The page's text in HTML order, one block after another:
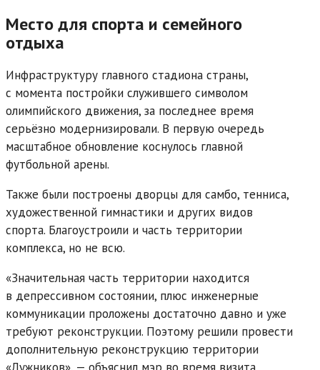
Место для спорта и семейного
отдыха
Инфраструктуру главного стадиона страны,
с момента постройки служившего символом
олимпийского движения, за последнее время
серьёзно модернизировали. В первую очередь
масштабное обновление коснулось главной
футбольной арены.
Также были построены дворцы для самбо, тенниса,
художественной гимнастики и других видов
спорта. Благоустроили и часть территории
комплекса, но не всю.
«Значительная часть территории находится
в депрессивном состоянии, плюс инженерные
коммуникации проложены достаточно давно и уже
требуют реконструкции. Поэтому решили провести
дополнительную реконструкцию территории
«Лужников», — объяснил мэр во время визита